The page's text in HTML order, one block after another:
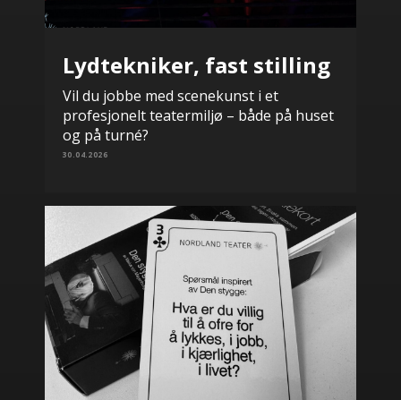
Lydtekniker, fast stilling
Vil du jobbe med scenekunst i et
profesjonelt teatermiljø – både på huset
og på turné?
30.04.2026